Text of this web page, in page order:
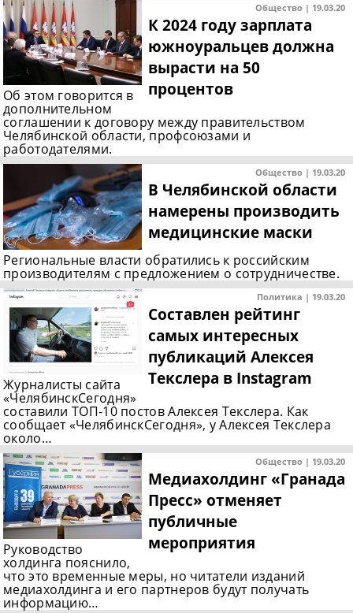
Общество | 19.03.20
К 2024 году зарплата
южноуральцев должна
вырасти на 50
процентов
Об этом говорится в
дополнительном
соглашении к договору между правительством
Челябинской области, профсоюзами и
работодателями.
Общество | 19.03.20
В Челябинской области
намерены производить
медицинские маски
Региональные власти обратились к российским
производителям с предложением о сотрудничестве.
Политика | 19.03.20
Составлен рейтинг
самых интересных
публикаций Алексея
Текслера в Instagram
Журналисты сайта
«ЧелябинскСегодня»
составили ТОП-10 постов Алексея Текслера. Как
сообщает «ЧелябинскСегодня», у Алексея Текслера
около…
Общество | 19.03.20
Медиахолдинг «Гранада
Пресс» отменяет
публичные
мероприятия
Руководство
холдинга пояснило,
что это временные меры, но читатели изданий
медиахолдинга и его партнеров будут получать
информацию…